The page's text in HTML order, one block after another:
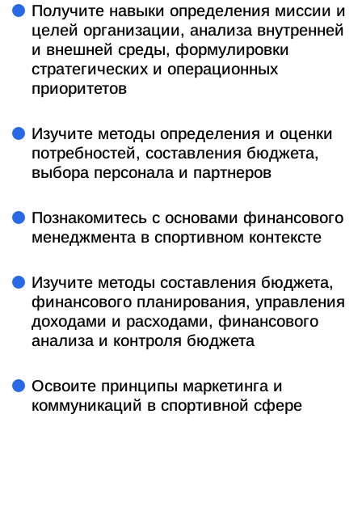
Получите навыки определения миссии и
целей организации, анализа внутренней
и внешней среды, формулировки
стратегических и операционных
приоритетов
Изучите методы определения и оценки
потребностей, составления бюджета,
выбора персонала и партнеров
Познакомитесь с основами финансового
менеджмента в спортивном контексте
Изучите методы составления бюджета,
финансового планирования, управления
доходами и расходами, финансового
анализа и контроля бюджета
Освоите принципы маркетинга и
коммуникаций в спортивной сфере